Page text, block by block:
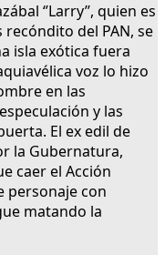
‘’Larry’’, quien es
del PAN, se
isla exótica fuera
voz lo hizo
en las
y las
El ex edil de
la Gubernatura,
caer el Acción
personaje con
matando la